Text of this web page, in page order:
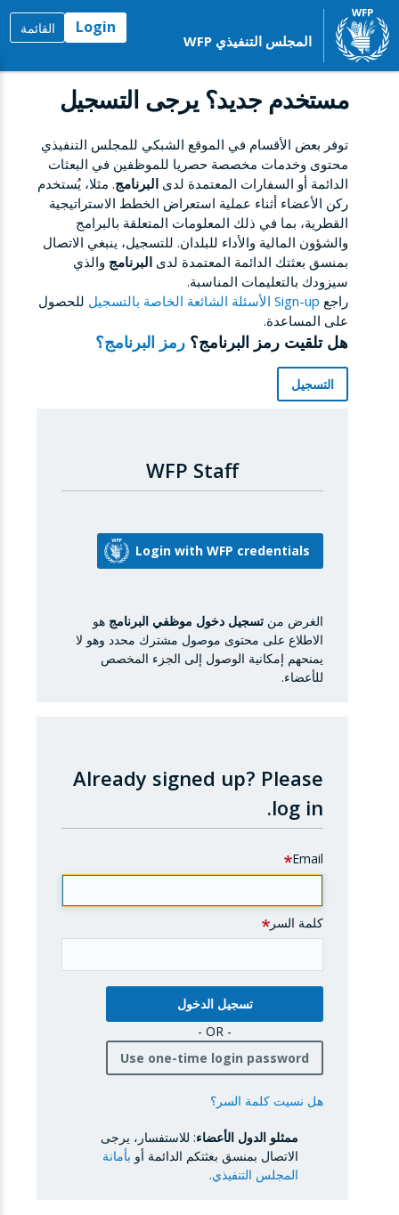
المجلس التنفيذي WFP
Login القائمة
مستخدم جديد؟ يرجى التسجيل
توفر بعض الأقسام في الموقع الشبكي للمجلس التنفيذي
محتوى وخدمات مخصصة حصريا للموظفين في البعثات
الدائمة أو السفارات المعتمدة لدى البرنامج. مثلا، يُستخدم
ركن الأعضاء أثناء عملية استعراض الخطط الاستراتيجية
القطرية، بما في ذلك المعلومات المتعلقة بالبرامج
والشؤون المالية والأداء للبلدان. للتسجيل، ينبغي الاتصال
بمنسق بعثتك الدائمة المعتمدة لدى البرنامج والذي
سيزودك بالتعليمات المناسبة.
راجع Sign-up الأسئلة الشائعة الخاصة بالتسجيل
للحصول
على المساعدة.
هل تلقيت رمز البرنامج؟ رمز البرنامج؟
التسجيل
WFP Staff
الغرض من تسجيل دخول موظفي البرنامج هو
الاطلاع على محتوى موصول مشترك محدد وهو لا
يمنحهم إمكانية الوصول إلى الجزء المخصص
للأعضاء.
Already signed up? Please
log in.
Email
كلمة السر
- OR -
Use one-time login password
هل نسيت كلمة السر؟
ممثلو الدول الأعضاء: للاستفسار، يرجى
الاتصال بمنسق بعثتكم الدائمة أو بأمانة
المجلس التنفيذي.